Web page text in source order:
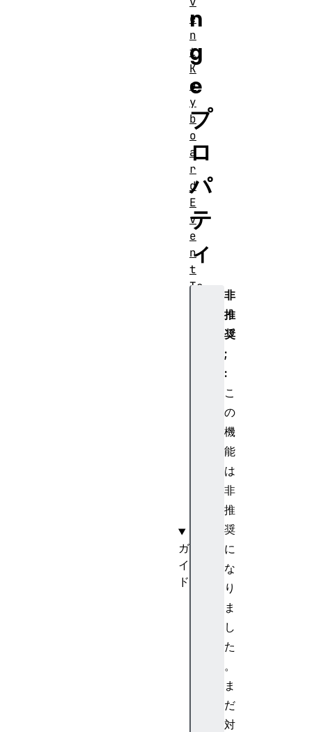
n
g
e
プ
ロ
パ
テ
ィ
非
推
奨
;
:
こ
の
機
能
は
非
推
奨
に
な
り
ま
し
た
。
ま
だ
対
e
n
t
K
e
y
b
o
a
r
d
E
v
e
n
t
Te
ガ
イ
ド